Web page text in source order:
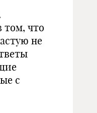
том, что
не
с